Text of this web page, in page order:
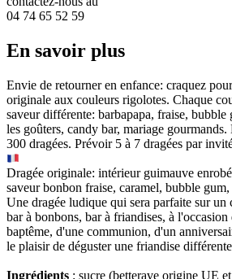
04 74 65 52 59
En savoir plus
Envie de retourner en enfance: craquez
originale aux couleurs rigolotes. Chaque
saveur différente: barbapapa, fraise,
les goûters, candy bar, mariage
300 dragées. Prévoir 5 à 7 dragées par
Dragée originale: intérieur guimauve
saveur bonbon fraise, caramel, bubble
Une dragée ludique qui sera parfaite sur un
bar à bonbons, bar à friandises, à
baptême, d'une communion, d'un
le plaisir de déguster une friandise
Ingrédients : sucre (betterave origine UE